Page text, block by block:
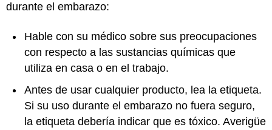
durante el embarazo:
Hable con su médico sobre sus preocupaciones
con respecto a las sustancias químicas que
utiliza en casa o en el trabajo.
Antes de usar cualquier producto, lea la etiqueta.
Si su uso durante el embarazo no fuera seguro,
la etiqueta debería indicar que es tóxico. Averigüe